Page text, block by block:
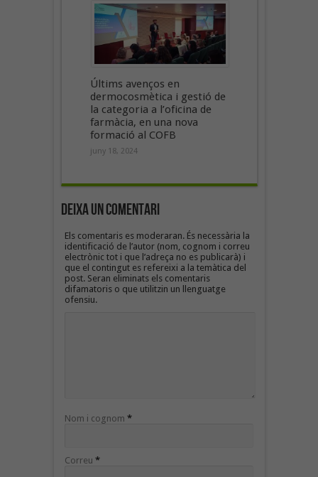
Últims avenços en
dermocosmètica i gestió de
la categoria a l’oficina de
farmàcia, en una nova
formació al COFB
juny 18, 2024
Deixa un Comentari
Els comentaris es moderaran. És necessària la
identificació de l’autor (nom, cognom i correu
electrònic tot i que l’adreça no es publicarà) i
que el contingut es refereixi a la temàtica del
post. Seran eliminats els comentaris
difamatoris o que utilitzin un llenguatge
ofensiu.
Nom i cognom *
Correu *